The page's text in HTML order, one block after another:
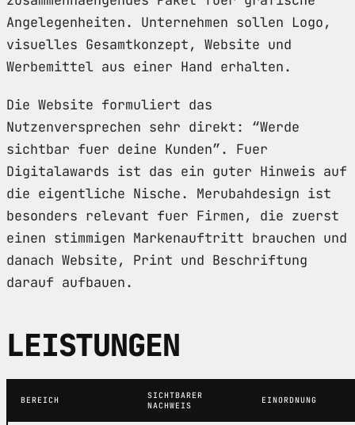
Angelegenheiten. Unternehmen sollen Logo,
visuelles Gesamtkonzept, Website und
Werbemittel aus einer Hand erhalten.
Die Website formuliert das
Nutzenversprechen sehr direkt: “Werde
sichtbar fuer deine Kunden”. Fuer
Digitalawards ist das ein guter Hinweis auf
die eigentliche Nische. Merubahdesign ist
besonders relevant fuer Firmen, die zuerst
einen stimmigen Markenauftritt brauchen und
danach Website, Print und Beschriftung
darauf aufbauen.
LEISTUNGEN
BEREICH
SICHTBARER
NACHWEIS
EINORDNUNG